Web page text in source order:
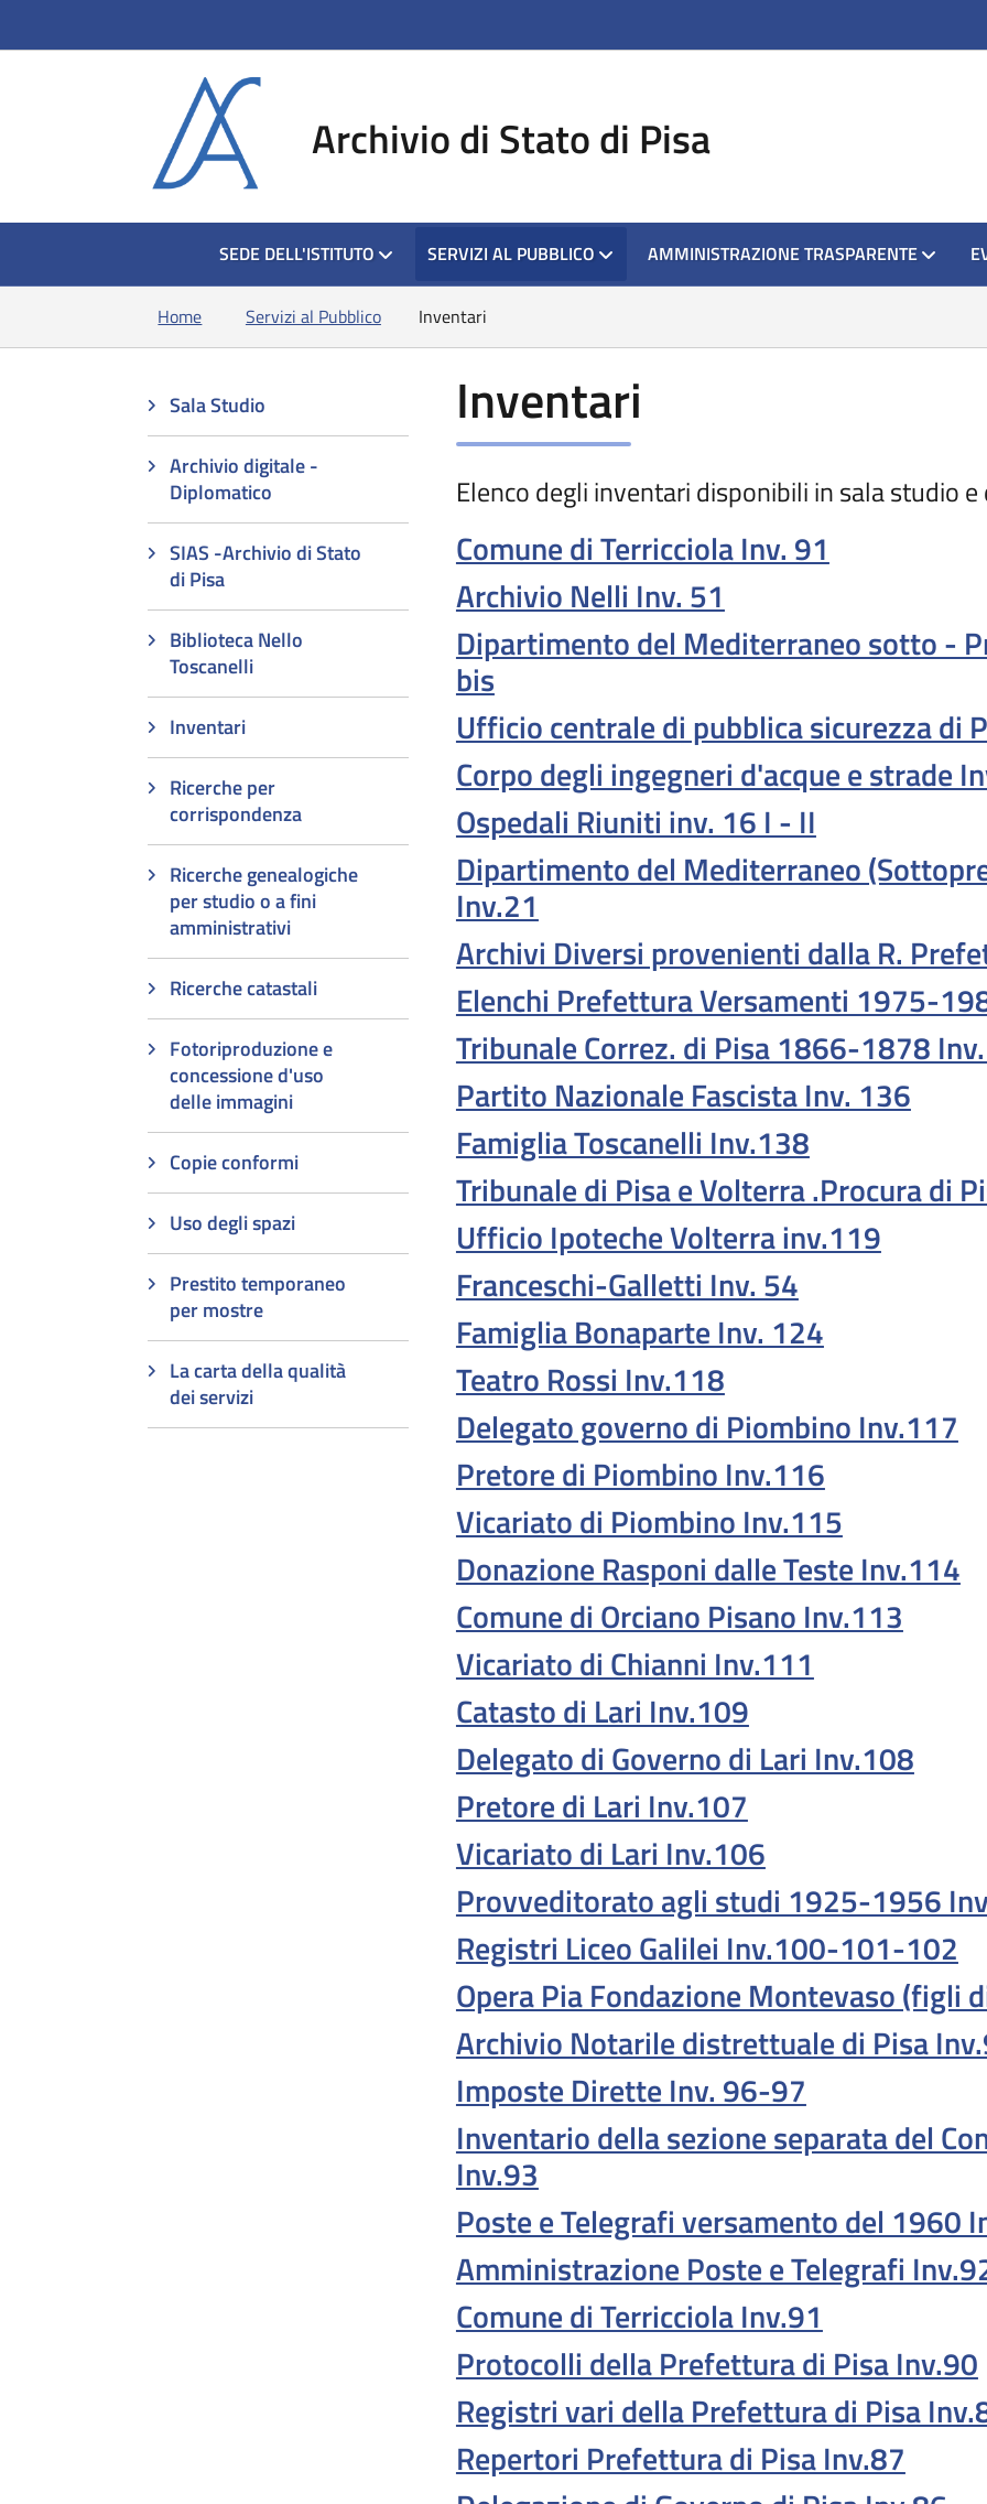
Archivio di Stato di Pisa
HOMESEDE DELL'ISTITUTO SERVIZI AL PUBBLICO AMMINISTRAZIONE TRASPARENTE
Home Servizi al Pubblico Inventari
Sala Studio
Archivio digitale -
Diplomatico
SIAS -Archivio di Stato
di Pisa
Biblioteca Nello
Toscanelli
Inventari
Ricerche per
corrispondenza
Ricerche genealogiche
per studio o a fini
amministrativi
Ricerche catastali
Fotoriproduzione e
concessione d'uso
delle immagini
Copie conformi
Uso degli spazi
Prestito temporaneo
per mostre
La carta della qualità
dei servizi
Inventari
Elenco degli inventari disponibili in sala studio
Comune di Terricciola Inv. 91
Archivio Nelli Inv. 51
Dipartimento del Mediterraneo sotto -
bis
Ufficio centrale di pubblica sicurezza di
Corpo degli ingegneri d'acque e strade
Ospedali Riuniti inv. 16 I - II
Dipartimento del Mediterraneo
Inv.21
Archivi Diversi provenienti dalla R.
Elenchi Prefettura Versamenti 1975-
Tribunale Correz. di Pisa 1866-1878
Partito Nazionale Fascista Inv. 136
Famiglia Toscanelli Inv.138
Tribunale di Pisa e Volterra .Procura di
Ufficio Ipoteche Volterra inv.119
Franceschi-Galletti Inv. 54
Famiglia Bonaparte Inv. 124
Teatro Rossi Inv.118
Delegato governo di Piombino Inv.117
Pretore di Piombino Inv.116
Vicariato di Piombino Inv.115
Donazione Rasponi dalle Teste Inv.114
Comune di Orciano Pisano Inv.113
Vicariato di Chianni Inv.111
Catasto di Lari Inv.109
Delegato di Governo di Lari Inv.108
Pretore di Lari Inv.107
Vicariato di Lari Inv.106
Provveditorato agli studi 1925-1956
Registri Liceo Galilei Inv.100-101-102
Opera Pia Fondazione Montevaso (figli
Archivio Notarile distrettuale di Pisa
Imposte Dirette Inv. 96-97
Inventario della sezione separata del
Inv.93
Poste e Telegrafi versamento del 1960
Amministrazione Poste e Telegrafi
Comune di Terricciola Inv.91
Protocolli della Prefettura di Pisa Inv.90
Registri vari della Prefettura di Pisa
Repertori Prefettura di Pisa Inv.87